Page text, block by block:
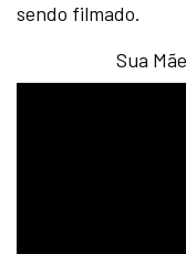
sendo filmado.
Sua